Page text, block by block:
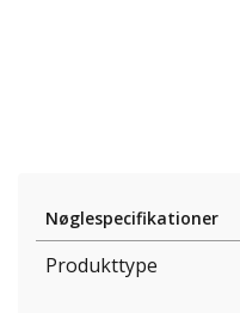
Nøglespecifikationer
Produkttype